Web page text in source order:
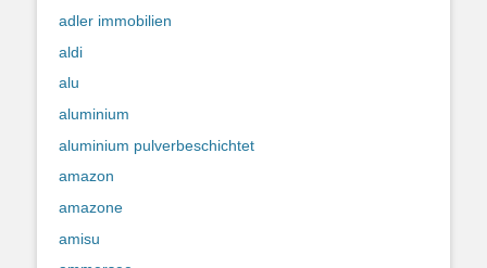
adler immobilien
aldi
alu
aluminium
aluminium pulverbeschichtet
amazon
amazone
amisu